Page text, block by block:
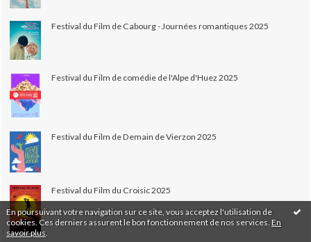
En poursuivant votre navigation sur ce site, vous acceptez l'utilisation de
cookies. Ces derniers assurent le bon fonctionnement de nos services. En
savoir plus
Festival du Film de Cabourg - Journées romantiques 2025
Festival du Film de comédie de l'Alpe d'Huez 2025
Festival du Film de Demain de Vierzon 2025
Festival du Film du Croisic 2025